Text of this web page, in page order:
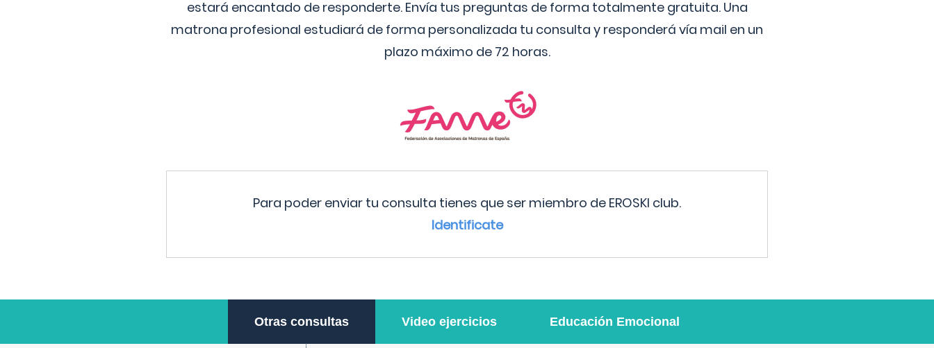
estará encantado de responderte. Envía tus preguntas de forma totalmente gratuita. Una
matrona profesional estudiará de forma personalizada tu consulta y responderá vía mail en un
plazo máximo de 72 horas.
Para poder enviar tu consulta tienes que ser miembro de EROSKI club.
Identificate
Otras consultas Video ejercicios Educación Emocional